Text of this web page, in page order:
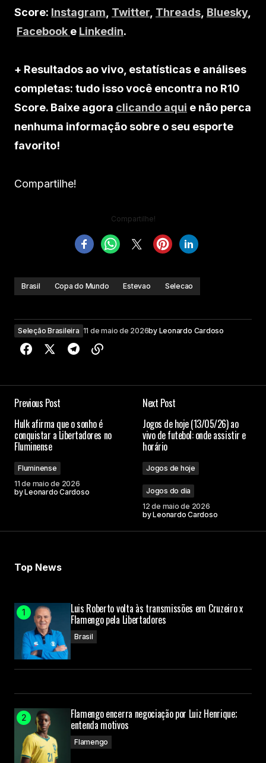
Score: Instagram Twitter Threads Bluesky,
Facebook e Linkedin.
+ Resultados ao vivo, estatísticas e análises
completas: tudo isso você encontra no R10
Score. Baixe agora clicando aqui e não perca
nenhuma informação sobre o seu esporte
favorito!
Compartilhe!
Compartilhe!
Brasil Copa do Mundo Estevao Selecao
Seleção Brasileira 11 de maio de 2026by Leonardo Cardoso
Previous Post
Hulk afirma que o sonho é
conquistar a Libertadores no
Fluminense
Fluminense
11 de maio de 2026
byLeonardo Cardoso
Next Post
Jogos de hoje (13/05/26) ao
vivo de futebol: onde assistir e
horário
Jogos de hoje
Jogos do dia
12 de maio de 2026
byLeonardo Cardoso
Top News
Luis Roberto volta às transmissões em Cruzeiro x
Flamengo pela Libertadores
Brasil
Flamengo encerra negociação por Luiz Henrique;
entenda motivos
Flamengo